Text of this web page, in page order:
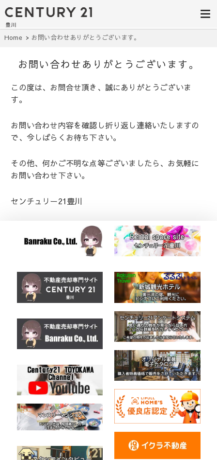
豊田市の中古
住宅・土地・
リノベ物件探
し｜センチュ
リー21豊川
建て・土地探しはセンチュリー21豊
川へ。豊田市内の最新物件情報を随
時更新中！駅近、建築条件無し、ペ
ット可、学区別など、お客様のこだ
Home お問い合わせありがとうございます。
お問い合わせありがとうございます。
この度は、お問合せ頂き、誠にありがとうございま
す。
お問い合わせ内容を確認し折り返し連絡いたしますの
で、今しばらくお待ち下さい。
その他、何かご不明な点等ございましたら、お気軽に
お問い合わせ下さい。
センチュリー21豊川